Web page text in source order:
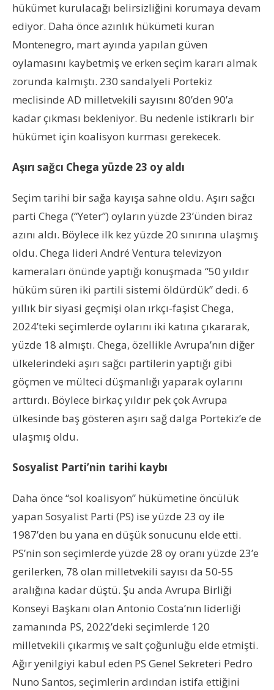
hükümet kurulacağı belirsizliğini korumaya devam
ediyor. Daha önce azınlık hükümeti kuran
Montenegro, mart ayında yapılan güven
oylamasını kaybetmiş ve erken seçim kararı almak
zorunda kalmıştı. 230 sandalyeli Portekiz
meclisinde AD milletvekili sayısını 80’den 90’a
kadar çıkması bekleniyor. Bu nedenle istikrarlı bir
hükümet için koalisyon kurması gerekecek.
Aşırı sağcı Chega yüzde 23 oy aldı
Seçim tarihi bir sağa kayışa sahne oldu. Aşırı sağcı
parti Chega (“Yeter”) oyların yüzde 23’ünden biraz
azını aldı. Böylece ilk kez yüzde 20 sınırına ulaşmış
oldu. Chega lideri André Ventura televizyon
kameraları önünde yaptığı konuşmada “50 yıldır
hüküm süren iki partili sistemi öldürdük” dedi. 6
yıllık bir siyasi geçmişi olan ırkçı-faşist Chega,
2024’teki seçimlerde oylarını iki katına çıkararak,
yüzde 18 almıştı. Chega, özellikle Avrupa’nın diğer
ülkelerindeki aşırı sağcı partilerin yaptığı gibi
göçmen ve mülteci düşmanlığı yaparak oylarını
arttırdı. Böylece birkaç yıldır pek çok Avrupa
ülkesinde baş gösteren aşırı sağ dalga Portekiz’e de
ulaşmış oldu.
Sosyalist Parti’nin tarihi kaybı
Daha önce “sol koalisyon” hükümetine öncülük
yapan Sosyalist Parti (PS) ise yüzde 23 oy ile
1987’den bu yana en düşük sonucunu elde etti.
PS’nin son seçimlerde yüzde 28 oy oranı yüzde 23’e
gerilerken, 78 olan milletvekili sayısı da 50-55
aralığına kadar düştü. Şu anda Avrupa Birliği
Konseyi Başkanı olan Antonio Costa’nın liderliği
zamanında PS, 2022’deki seçimlerde 120
milletvekili çıkarmış ve salt çoğunluğu elde etmişti.
Ağır yenilgiyi kabul eden PS Genel Sekreteri Pedro
Nuno Santos, seçimlerin ardından istifa ettiğini